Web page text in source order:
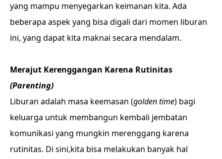
yang mampu menyegarkan keimanan kita. Ada
beberapa aspek yang bisa digali dari momen liburan
ini, yang dapat kita maknai secara mendalam.
Merajut Kerenggangan Karena Rutinitas
(Parenting)
Liburan adalah masa keemasan (golden time) bagi
keluarga untuk membangun kembali jembatan
komunikasi yang mungkin merenggang karena
rutinitas. Di sini,kita bisa melakukan banyak hal